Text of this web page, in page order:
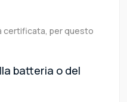
certificata, per questo
batteria o del